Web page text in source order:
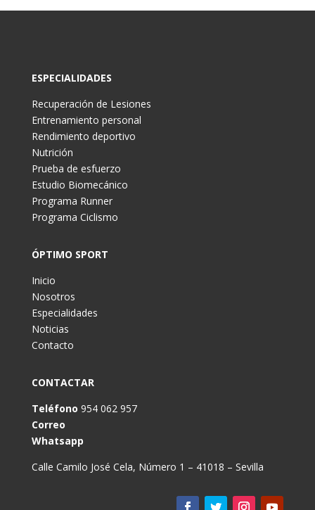
ESPECIALIDADES
Recuperación de Lesiones
Entrenamiento personal
Rendimiento deportivo
Nutrición
Prueba de esfuerzo
Estudio Biomecánico
Programa Runner
Programa Ciclismo
ÓPTIMO SPORT
Inicio
Nosotros
Especialidades
Noticias
Contacto
CONTACTAR
Teléfono 954 062 957
Correo
Whatsapp
Calle Camilo José Cela, Número 1 – 41018 – Sevilla